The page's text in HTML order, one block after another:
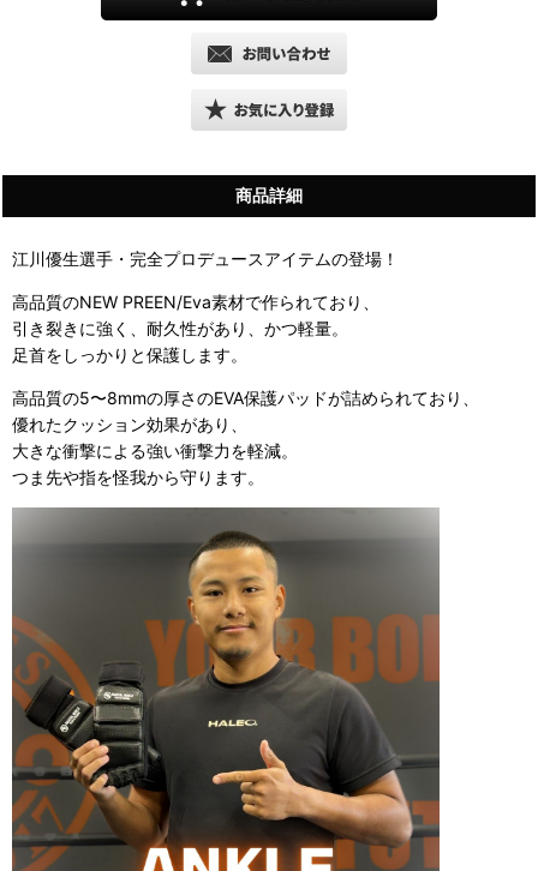
商品詳細
江川優生選手・完全プロデュースアイテムの登場！
高品質のNEW PREEN/Eva素材で作られており、
引き裂きに強く、耐久性があり、かつ軽量。
足首をしっかりと保護します。
高品質の5〜8mmの厚さのEVA保護パッドが詰められており、
優れたクッション効果があり、
大きな衝撃による強い衝撃力を軽減。
つま先や指を怪我から守ります。